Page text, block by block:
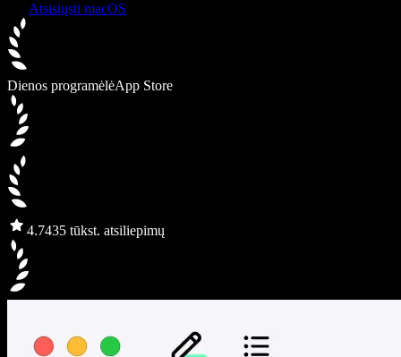
Atsisiųsti macOS
Dienos programėlėApp Store
4.7435 tūkst. atsiliepimų